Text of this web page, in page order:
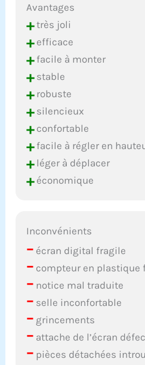
Avantages
+très joli
+efficace
+facile à monter
+stable
+robuste
+silencieux
+confortable
+facile à régler en
+léger à déplacer
+économique
Inconvénients
– écran digital fragile
– compteur en plastique
– notice mal traduite
– selle inconfortable
– grincements
– attache de l’écran
– pièces détachées